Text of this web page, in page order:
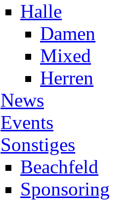
Halle
Damen
Mixed
Herren
News
Events
Sonstiges
Beachfeld
Sponsoring